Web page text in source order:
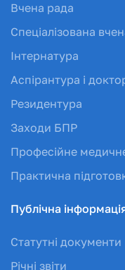
Вчена рада
Спеціалізована
Інтернатура
Аспірантура і
Резидентура
Заходи БПР
Професійне
Практична
Публічна
Статутні документи
Річні звіти